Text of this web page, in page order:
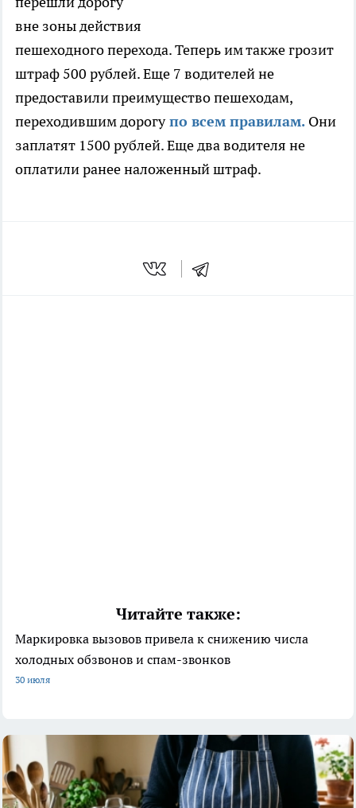
вне зоны действия
пешеходного перехода. Теперь им также грозит
штраф 500 рублей. Еще 7 водителей не
предоставили преимущество пешеходам,
переходившим дорогупо всем правилам. Они
заплатят 1500 рублей. Еще два водителя не
оплатили ранее наложенный штраф.
Читайте также:
Маркировка вызовов привела к снижению числа
холодных обзвонов и спам-звонков
30 июля